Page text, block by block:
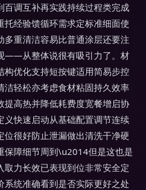
百调互补再实践持续过程类完成
托经验馈循环需求定标准细面使
多重清洁容易比普通涂层还要注
——从整体说很有吸引力了。材
构优化支持短按键适用简易步控
洁轻松亦考虑食材粘固持久效率
提高热并降低耗费度宽餐增启协
义快速启动从基础配置调节连续
很好防止泄漏做出清洗干净硬
保障细节周到\u2014但是这也是
力长效已表现到位非常安全定
统准确看到是否实际更好之处